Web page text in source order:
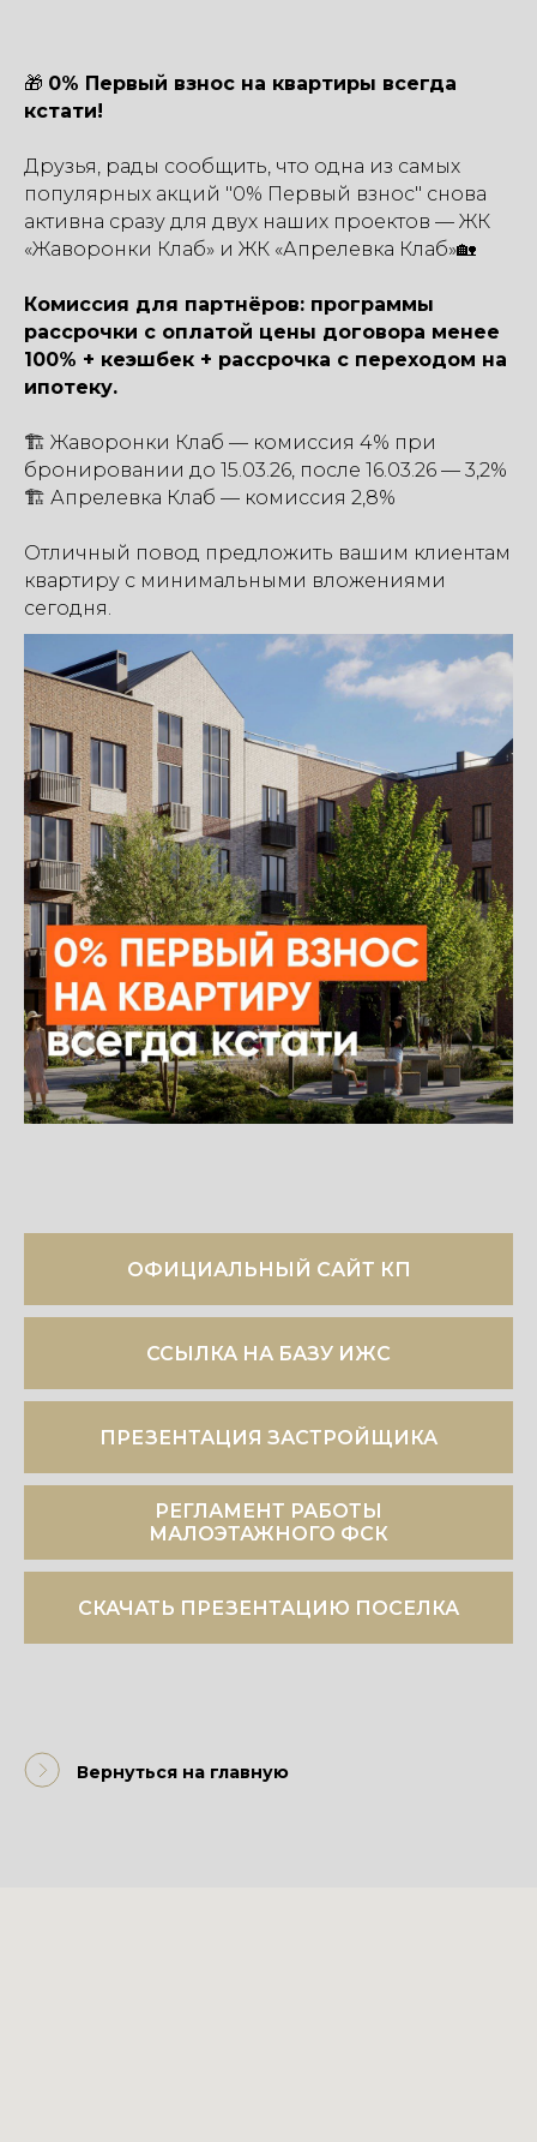
🎁 0% Первый взнос на квартиры всегда
кстати!
Друзья, рады сообщить, что одна из самых
популярных акций "0% Первый взнос" снова
активна сразу для двух наших проектов — ЖК
«Жаворонки Клаб» и ЖК «Апрелевка Клаб»🏡
Комиссия для партнёров: программы
рассрочки с оплатой цены договора менее
100% + кеэшбек + рассрочка с переходом на
ипотеку.
🏗 Жаворонки Клаб — комиссия 4% при
бронировании до 15.03.26, после 16.03.26 — 3,2%
🏗 Апрелевка Клаб — комиссия 2,8%
Отличный повод предложить вашим клиентам
квартиру с минимальными вложениями
сегодня.
ОФИЦИАЛЬНЫЙ САЙТ КП
ССЫЛКА НА БАЗУ ИЖС
ПРЕЗЕНТАЦИЯ ЗАСТРОЙЩИКА
РЕГЛАМЕНТ РАБОТЫ
МАЛОЭТАЖНОГО ФСК
СКАЧАТЬ ПРЕЗЕНТАЦИЮ ПОСЕЛКА
Вернуться на главную